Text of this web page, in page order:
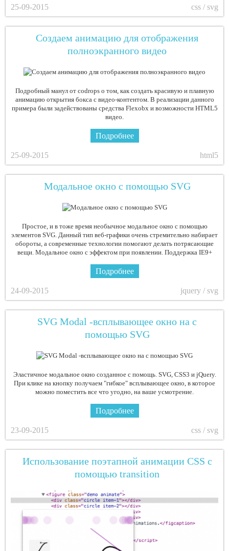
25-09-2015 css / svg
Создаем анимацию для отображения
полноэкранного видео
Подробный манул от codrops о том, как создать красивую и плавную
анимацию открытия бокса с видео-контентом. В реализации данного
примера были задействованы средства Flexobx и возможности HTML5
видео.
Подробнее
25-09-2015 html5
Модальное окно с помощью SVG
Простое, и в тоже время необычное модальное окно с помощью
элементов SVG. Данный тип веб-графики очень стремительно набирает
обороты, а современные технологии помогают делать потрясающие
вещи. Модальное окно с эффектом при появлении. Поддержка IE9+
Подробнее
24-09-2015 jquery / svg
SVG Modal -всплывающее окно на с
помощью SVG
Эластичное модальное окно созданное с помощь. SVG, CSS3 и jQuery.
При клике на кнопку получаем "гибкое" всплывающее окно, в которое
можно поместить все что угодно, на ваше усмотрение.
Подробнее
23-09-2015 css / svg
Использование поэтапной анимации CSS с
помощью transition